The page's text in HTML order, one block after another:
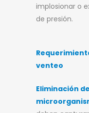
implosionar o
de presión.
venteo
Eliminación